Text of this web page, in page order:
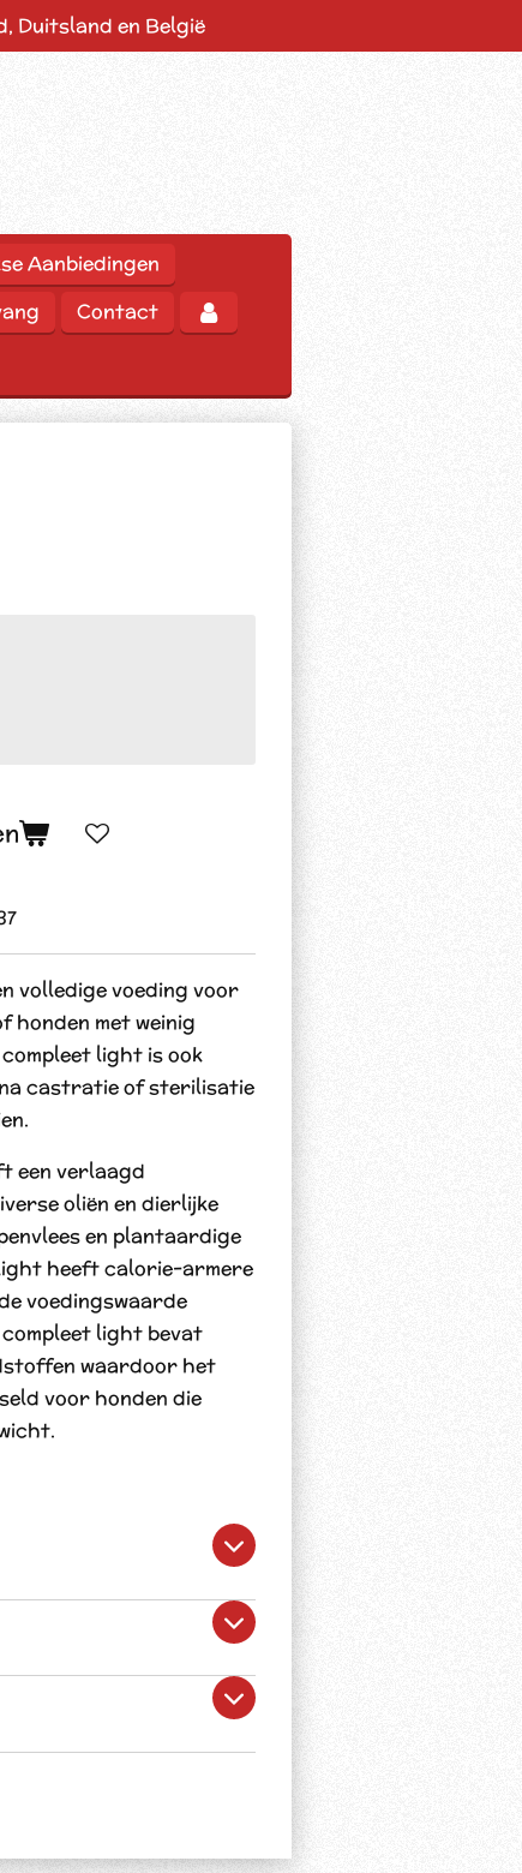
Duitsland en België
Aanbiedingen
Contact
volledige voeding voor
honden met weinig
light is ook
castratie of sterilisatie
een verlaagd
oliën en dierlijke
en plantaardige
heeft calorie-armere
voedingswaarde
light bevat
waardoor het
voor honden die